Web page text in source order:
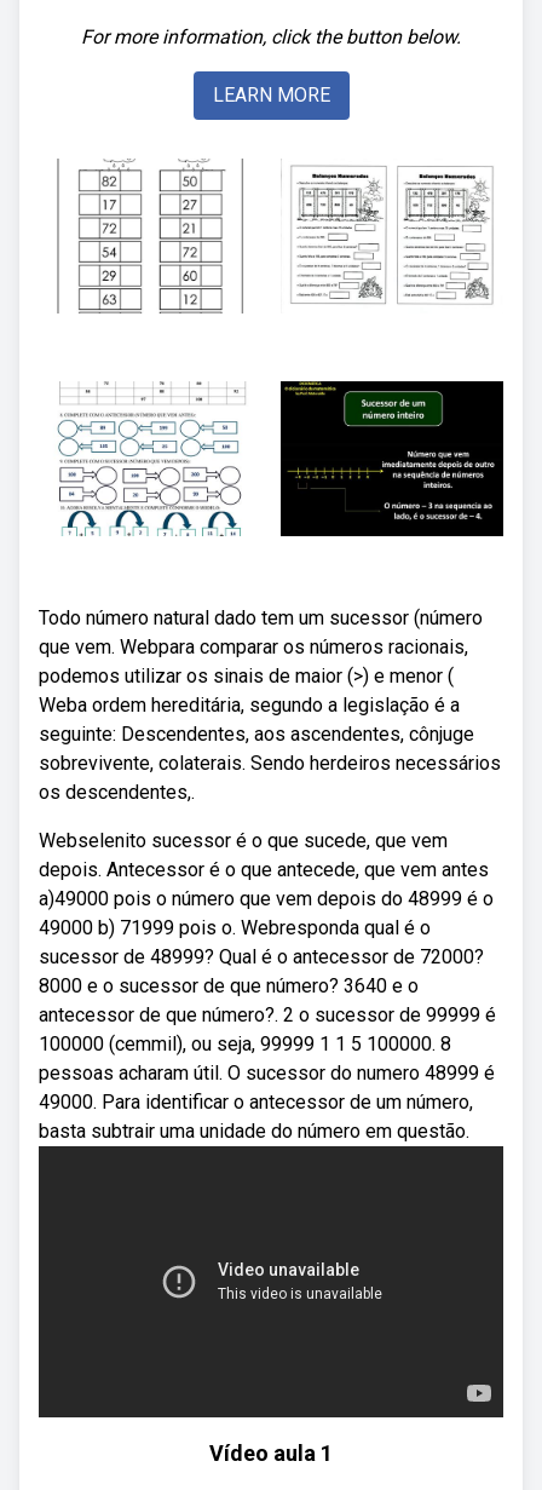
For more information, click the button below.
LEARN MORE
Todo número natural dado tem um sucessor (número
que vem. Webpara comparar os números racionais,
podemos utilizar os sinais de maior (>) e menor (
Weba ordem hereditária, segundo a legislação é a
seguinte: Descendentes, aos ascendentes, cônjuge
sobrevivente, colaterais. Sendo herdeiros necessários
os descendentes,.
Webselenito sucessor é o que sucede, que vem
depois. Antecessor é o que antecede, que vem antes
a)49000 pois o número que vem depois do 48999 é o
49000 b) 71999 pois o. Webresponda qual é o
sucessor de 48999? Qual é o antecessor de 72000?
8000 e o sucessor de que número? 3640 e o
antecessor de que número?. 2 o sucessor de 99999 é
100000 (cemmil), ou seja, 99999 1 1 5 100000. 8
pessoas acharam útil. O sucessor do numero 48999 é
49000. Para identificar o antecessor de um número,
basta subtrair uma unidade do número em questão.
Vídeo aula 1